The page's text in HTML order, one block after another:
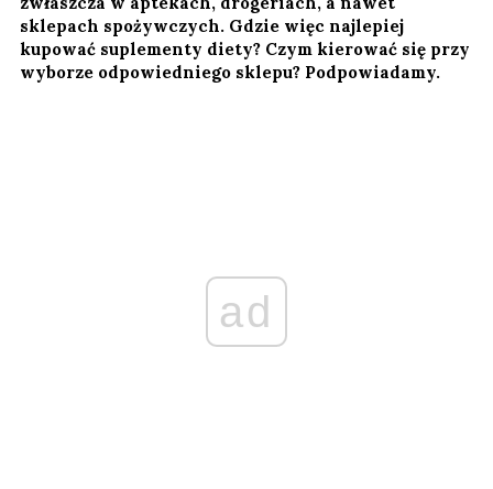
sklepach spożywczych. Gdzie więc najlepiej
kupować suplementy diety? Czym kierować się przy
wyborze odpowiedniego sklepu? Podpowiadamy.
ad